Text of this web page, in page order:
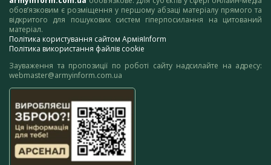
обов’язковим є розміщення у першому абзаці матеріалу прямого та
відкритого для пошукових систем гіперпосилання на цитований
матеріал.
Політика користування сайтом АрміяInform
Політика використання файлів cookie
Зауваження та пропозиції по роботі сайту надсилайте на адресу:
webmaster@armyinform.com.ua